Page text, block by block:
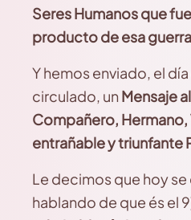
Seres Humanos que
producto de esa
Y hemos enviado, el
circulado, unMensaje
Compañero, Hermano,
entrañable y triunfante
Le decimos que hoy
hablando de que és el